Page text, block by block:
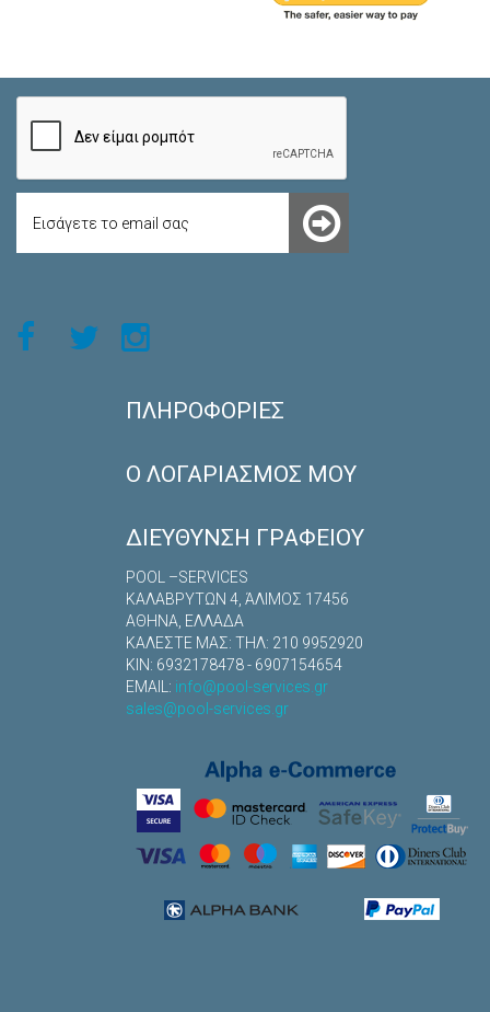
ΠΛΗΡΟΦΟΡΊΕΣ
Ο ΛΟΓΑΡΙΑΣΜΌΣ ΜΟΥ
ΔΙΕΎΘΥΝΣΗ ΓΡΑΦΕΊΟΥ
POOL –SERVICES
ΚΑΛΑΒΡYΤΩΝ 4, ΆΛΙΜΟΣ 17456
ΑΘΗΝΑ, ΕΛΛΑΔΑ
ΚΑΛΕΣΤΕ ΜΑΣ: TΗΛ: 210 9952920
ΚΙΝ: 6932178478 - 6907154654
EMAIL: info@pool-services.gr
sales@pool-services.gr